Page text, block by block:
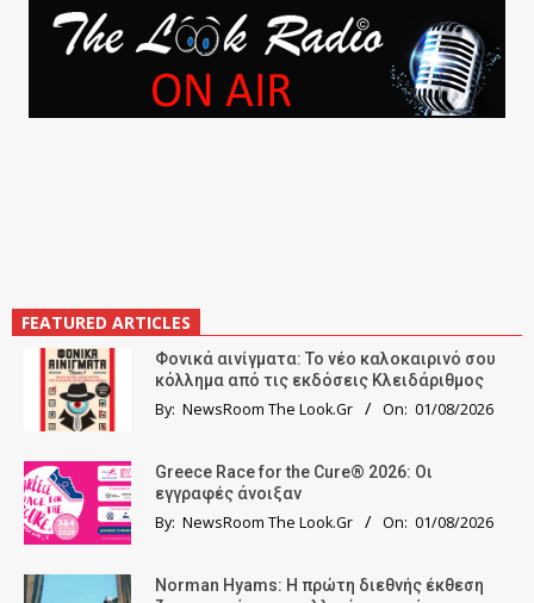
FEATURED ARTICLES
Φονικά αινίγματα: Το νέο καλοκαιρινό σου
κόλλημα από τις εκδόσεις Κλειδάριθμος
By: NewsRoom The Look.Gr On: 01/08/2026
Greece Race for the Cure® 2026: Οι
εγγραφές άνοιξαν
By: NewsRoom The Look.Gr On: 01/08/2026
Norman Hyams: Η πρώτη διεθνής έκθεση